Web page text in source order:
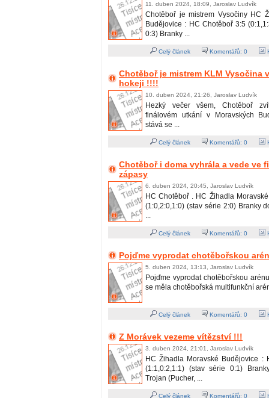
11. duben 2024, 18:09, Jaroslav Ludvík
Chotěboř je mistrem Vysočiny HC
Budějovice : HC Chotěboř 3:5
0:3) Branky ...
Celý článek Komentářů: 0
Chotěboř je mistrem KLM Vysočina
hokeji !!!!
10. duben 2024, 21:26, Jaroslav Ludvík
Hezký večer všem, Chotěboř
finálovém utkání v Moravských
stává se ...
Celý článek Komentářů: 0
Chotěboř i doma vyhrála a vede ve
zápasy
6. duben 2024, 20:45, Jaroslav Ludvík
HC Chotěboř . HC Žihadla
(1:0,2:0,1:0) (stav série 2:0) Branky
...
Celý článek Komentářů: 0
Pojďme vyprodat chotěbořskou
5. duben 2024, 13:13, Jaroslav Ludvík
Pojďme vyprodat chotěbořskou
se měla chotěbořská multifunkční
Celý článek Komentářů: 0
Z Morávek vezeme vítězství !!!
3. duben 2024, 21:01, Jaroslav Ludvík
HC Žihadla Moravské Budějovice :
(1:1,0:2,1:1) (stav série 0:1)
Trojan (Pucher, ...
Celý článek Komentářů: 0